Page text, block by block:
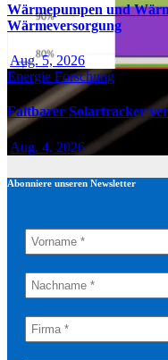
Wärmepumpen und
Wärmeversorgung
Aug. 5, 2026
Energie Forschung
Faltbarer Solartracker
Aug. 4, 2026
Abonniere unseren Newsletter